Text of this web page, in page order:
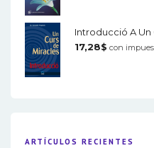
Introducció A Un
17,28$ con
ARTÍCULOS RECIENTES